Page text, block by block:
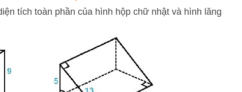
tích toàn phần của hình hộp chữ nhật và hình lăng